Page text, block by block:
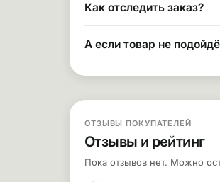
Как отследить заказ?
А если товар не
ОТЗЫВЫ ПОКУПАТЕЛЕЙ
Отзывы и рейтинг
Пока отзывов нет. Можно